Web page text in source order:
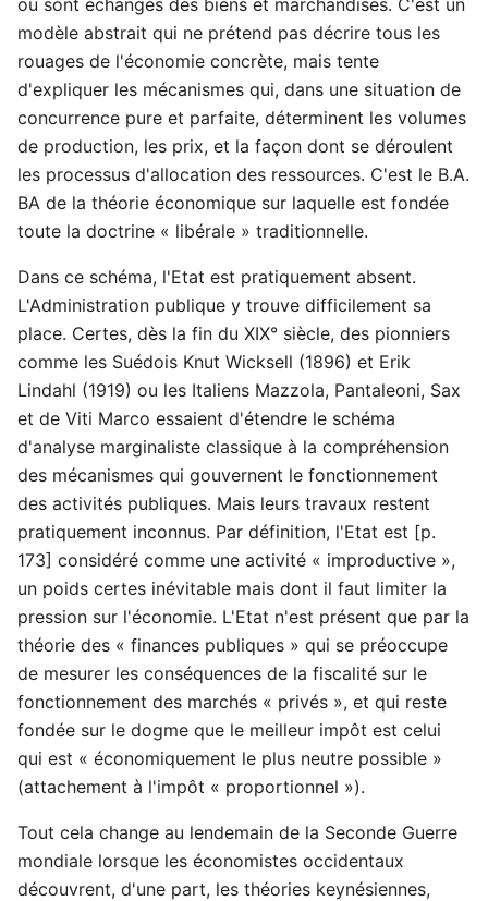
modèle abstrait qui ne prétend pas décrire tous les
rouages de l'économie concrète, mais tente
d'expliquer les mécanismes qui, dans une situation de
concurrence pure et parfaite, déterminent les volumes
de production, les prix, et la façon dont se déroulent
les processus d'allocation des ressources. C'est le B.A.
BA de la théorie économique sur laquelle est fondée
toute la doctrine « libérale » traditionnelle.
Dans ce schéma, l'Etat est pratiquement absent.
L'Administration publique y trouve difficilement sa
place. Certes, dès la fin du XIX° siècle, des pionniers
comme les Suédois Knut Wicksell (1896) et Erik
Lindahl (1919) ou les Italiens Mazzola, Pantaleoni, Sax
et de Viti Marco essaient d'étendre le schéma
d'analyse marginaliste classique à la compréhension
des mécanismes qui gouvernent le fonctionnement
des activités publiques. Mais leurs travaux restent
pratiquement inconnus. Par définition, l'Etat est [p.
173] considéré comme une activité « improductive »,
un poids certes inévitable mais dont il faut limiter la
pression sur l'économie. L'Etat n'est présent que par la
théorie des « finances publiques » qui se préoccupe
de mesurer les conséquences de la fiscalité sur le
fonctionnement des marchés « privés », et qui reste
fondée sur le dogme que le meilleur impôt est celui
qui est « économiquement le plus neutre possible »
(attachement à l'impôt « proportionnel »).
Tout cela change au lendemain de la Seconde Guerre
mondiale lorsque les économistes occidentaux
découvrent, d'une part, les théories keynésiennes,